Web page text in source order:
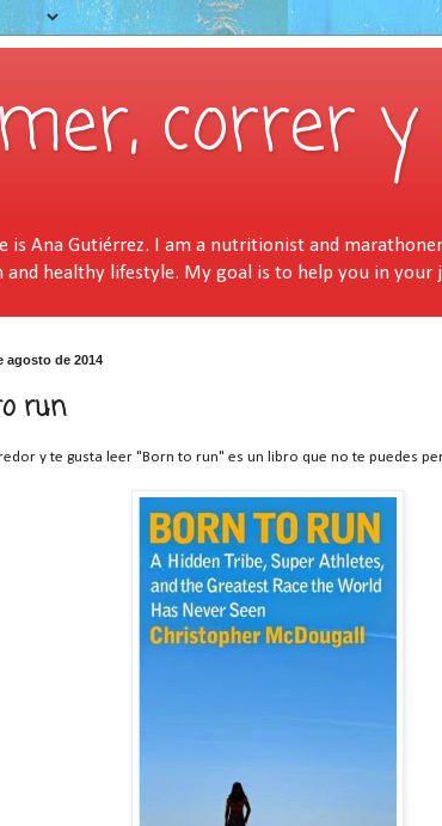
correr
is Ana Gutiérrez. I am a nutritionist and
healthy lifestyle. My goal is to help you in your
agosto de 2014
run
y te gusta leer "Born to run" es un libro que no te puedes